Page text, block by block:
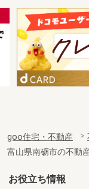
goo住宅・不動産
富山県南砺市の不動
お役立ち情報